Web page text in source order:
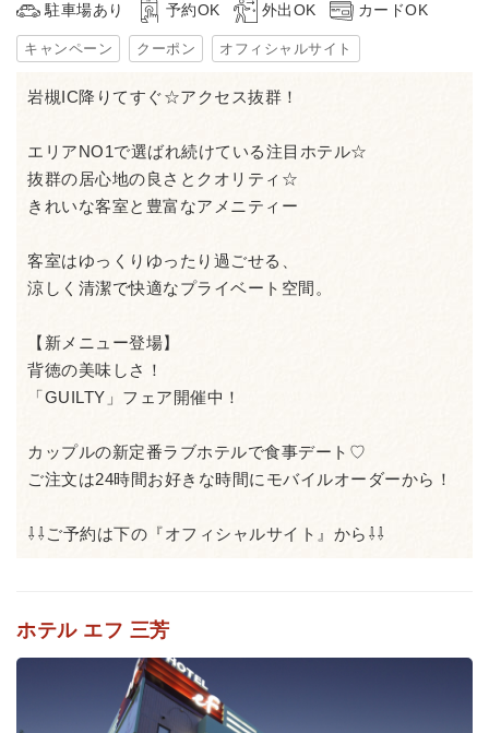
駐車場あり 予約OK 外出OK カードOK
キャンペーン クーポン オフィシャルサイト
岩槻IC降りてすぐ☆アクセス抜群！
エリアNO1で選ばれ続けている注目ホテル☆
抜群の居心地の良さとクオリティ☆
きれいな客室と豊富なアメニティー
客室はゆっくりゆったり過ごせる、
涼しく清潔で快適なプライベート空間。
【新メニュー登場】
背徳の美味しさ！
「GUILTY」フェア開催中！
カップルの新定番ラブホテルで食事デート♡
ご注文は24時間お好きな時間にモバイルオーダーから！
⇩⇩ご予約は下の『オフィシャルサイト』から⇩⇩
ホテル エフ 三芳